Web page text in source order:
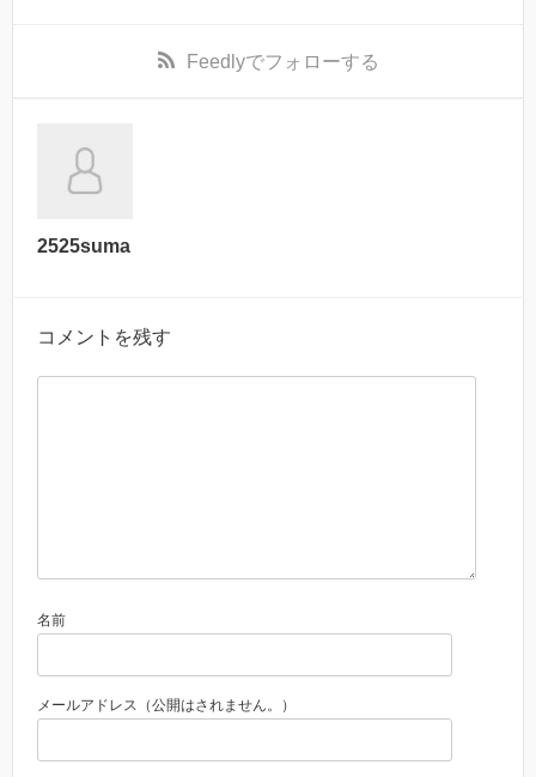
Feedlyでフォローする
2525suma
コメントを残す
名前
メールアドレス（公開はされません。）